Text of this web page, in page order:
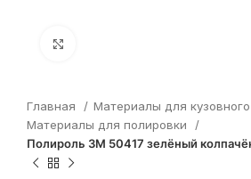
Главная
Материалы для
Материалы для полировки
Полироль 3M 50417 зелёный